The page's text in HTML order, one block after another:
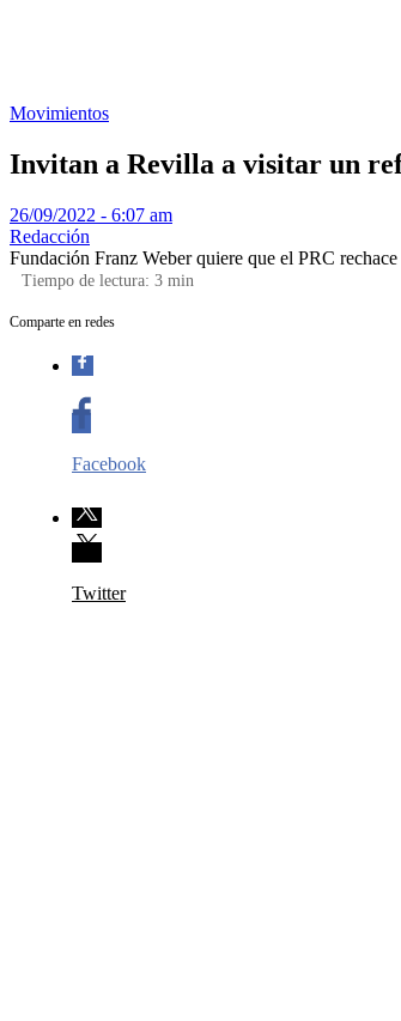
Movimientos
Invitan a Revilla a visitar un
26/09/2022 - 6:07 am
Redacción
Fundación Franz Weber quiere que el PRC
Tiempo de lectura: 3 min
Comparte en redes
Facebook
Twitter